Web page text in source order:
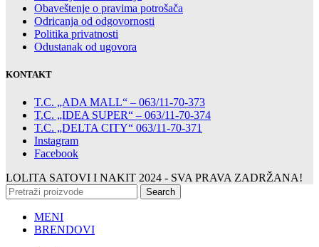
Obaveštenje o pravima potrošača
Odricanja od odgovornosti
Politika privatnosti
Odustanak od ugovora
KONTAKT
T.C. „ADA MALL“ – 063/11-70-373
T.C. „IDEA SUPER“ – 063/11-70-374
T.C. „DELTA CITY“ 063/11-70-371
Instagram
Facebook
LOLITA SATOVI I NAKIT 2024 - SVA PRAVA ZADRŽANA!
Search
MENI
BRENDOVI